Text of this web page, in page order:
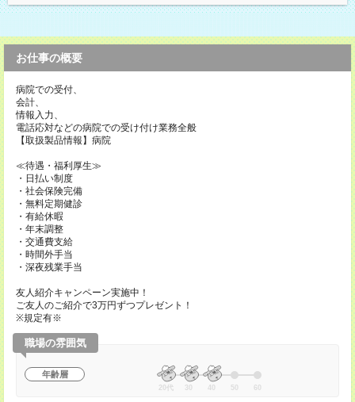
お仕事の概要
病院での受付、
会計、
情報入力、
電話応対などの病院での受け付け業務全般
【取扱製品情報】病院
≪待遇・福利厚生≫
・日払い制度
・社会保険完備
・無料定期健診
・有給休暇
・年末調整
・交通費支給
・時間外手当
・深夜残業手当
友人紹介キャンペーン実施中！
ご友人のご紹介で3万円ずつプレゼント！
※規定有※
職場の雰囲気
年齢層
20代 30 40 50 60